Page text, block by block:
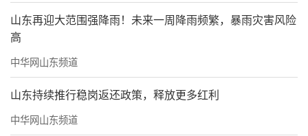
山东再迎大范围强降雨！未来一周降雨频繁，暴雨灾害风险
高
中华网山东频道
山东持续推行稳岗返还政策，释放更多红利
中华网山东频道